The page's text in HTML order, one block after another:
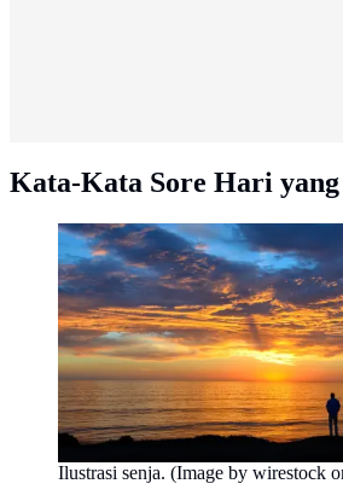
Kata-Kata Sore Hari
Ilustrasi senja. (Image by wirestock